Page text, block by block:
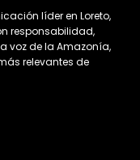
líder en Loreto,
responsabilidad,
voz de la Amazonía,
relevantes de